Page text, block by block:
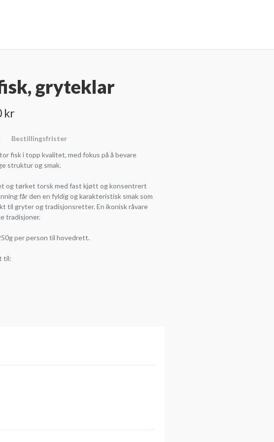
gryteklar
kr
Bestillingsfrister
fisk i topp kvalitet, med fokus på å bevare
struktur og smak.
og tørket torsk med fast kjøtt og konsentrert
får den en fyldig og karakteristisk smak som
til gryter og tradisjonsretter. En ikonisk råvare
tradisjoner.
per person til hovedrett.
til: